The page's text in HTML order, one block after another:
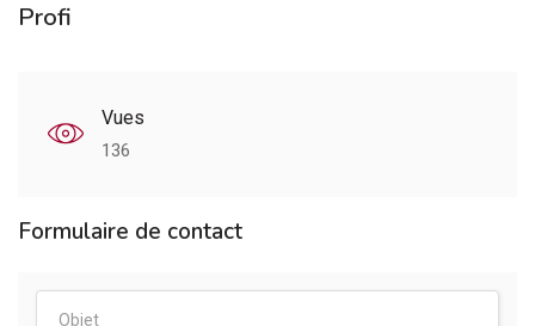
Profi
Vues
136
Formulaire de contact